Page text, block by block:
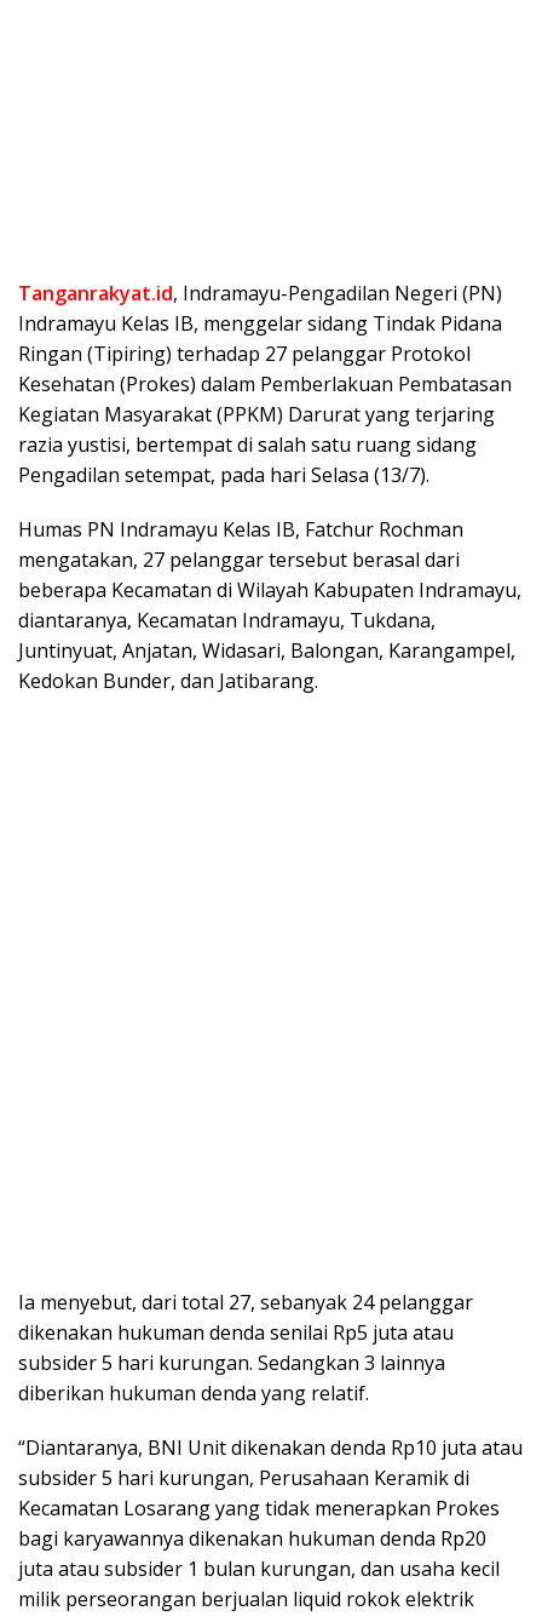
Tanganrakyat.id, Indramayu-Pengadilan Negeri (PN)
Indramayu Kelas IB, menggelar sidang Tindak Pidana
Ringan (Tipiring) terhadap 27 pelanggar Protokol
Kesehatan (Prokes) dalam Pemberlakuan Pembatasan
Kegiatan Masyarakat (PPKM) Darurat yang terjaring
razia yustisi, bertempat di salah satu ruang sidang
Pengadilan setempat, pada hari Selasa (13/7).
Humas PN Indramayu Kelas IB, Fatchur Rochman
mengatakan, 27 pelanggar tersebut berasal dari
beberapa Kecamatan di Wilayah Kabupaten Indramayu,
diantaranya, Kecamatan Indramayu, Tukdana,
Juntinyuat, Anjatan, Widasari, Balongan, Karangampel,
Kedokan Bunder, dan Jatibarang.
Ia menyebut, dari total 27, sebanyak 24 pelanggar
dikenakan hukuman denda senilai Rp5 juta atau
subsider 5 hari kurungan. Sedangkan 3 lainnya
diberikan hukuman denda yang relatif.
“Diantaranya, BNI Unit dikenakan denda Rp10 juta atau
subsider 5 hari kurungan, Perusahaan Keramik di
Kecamatan Losarang yang tidak menerapkan Prokes
bagi karyawannya dikenakan hukuman denda Rp20
juta atau subsider 1 bulan kurungan, dan usaha kecil
milik perseorangan berjualan liquid rokok elektrik